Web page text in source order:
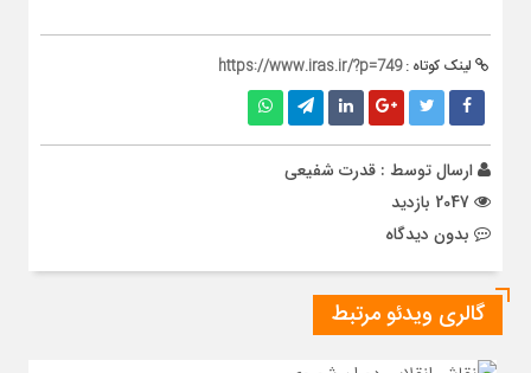
لینک کوتاه :https://www.iras.ir/?p=749
ارسال توسط : قدرت شفیعی
بدون دیدگاه
گالری ویدئو مرتبط